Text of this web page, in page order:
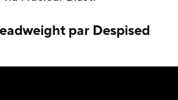
par Despised